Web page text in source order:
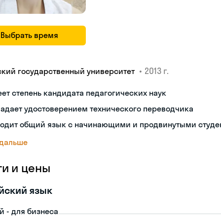
Выбрать время
государственный университет • 2013 г.
степень кандидата педагогических наук
удостоверением технического переводчика
общий язык с начинающими и продвинутыми
и цены
язык
- для бизнеса